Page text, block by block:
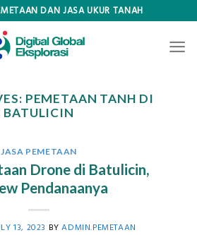
DAN JASA UKUR TANAH
PEMETAAN TANH DI
BATULICIN
JASA PEMETAAN
Drone di Batulicin,
Pendanaanya
13, 2023 BYADMIN.PEMETAAN